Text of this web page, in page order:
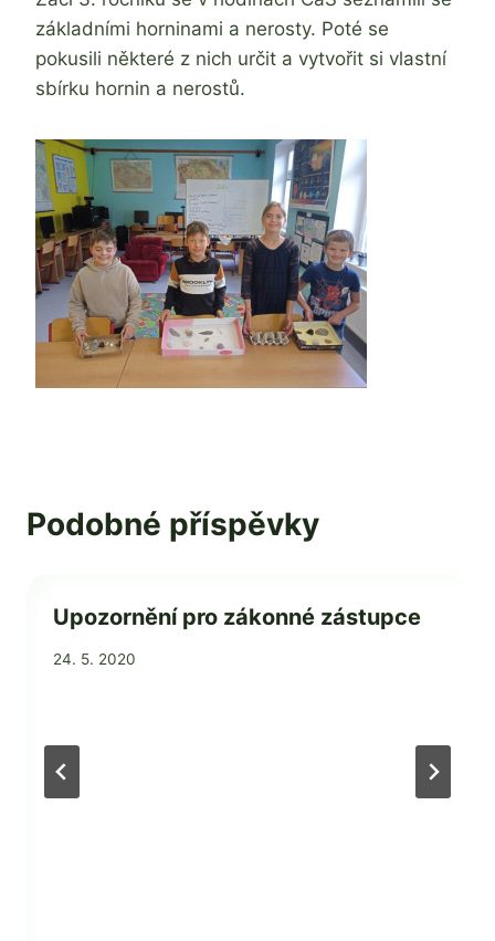
základními horninami a nerosty. Poté se
pokusili některé z nich určit a vytvořit si vlastní
sbírku hornin a nerostů.
Podobné příspěvky
Upozornění pro zákonné zástupce
Od
24. 5. 2020